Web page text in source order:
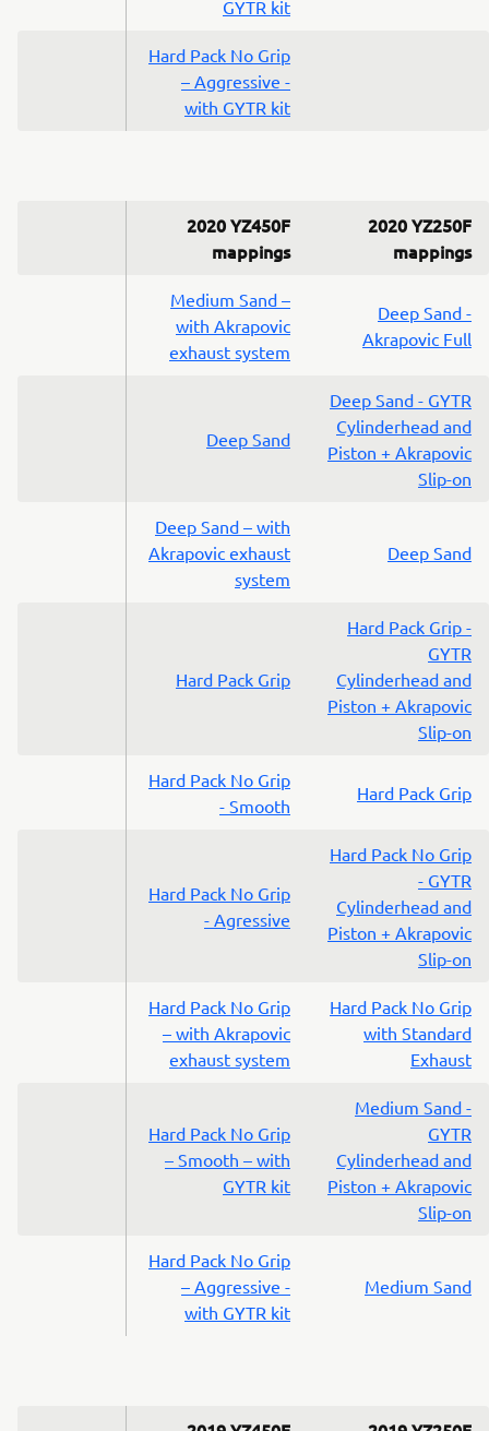
GYTR kit
Hard Pack No Grip
– Aggressive -
with GYTR kit
2020 YZ450F
mappings
2020 YZ250F
mappings
Medium Sand –
with Akrapovic
exhaust system
Deep Sand -
Akrapovic Full
Deep Sand
Deep Sand - GYTR
Cylinderhead and
Piston + Akrapovic
Slip-on
Deep Sand – with
Akrapovic exhaust
system
Deep Sand
Hard Pack Grip
Hard Pack Grip -
GYTR
Cylinderhead and
Piston + Akrapovic
Slip-on
Hard Pack No Grip
- Smooth
Hard Pack Grip
Hard Pack No Grip
- Agressive
Hard Pack No Grip
- GYTR
Cylinderhead and
Piston + Akrapovic
Slip-on
Hard Pack No Grip
– with Akrapovic
exhaust system
Hard Pack No Grip
with Standard
Exhaust
Hard Pack No Grip
– Smooth – with
GYTR kit
Medium Sand -
GYTR
Cylinderhead and
Piston + Akrapovic
Slip-on
Hard Pack No Grip
– Aggressive -
with GYTR kit
Medium Sand